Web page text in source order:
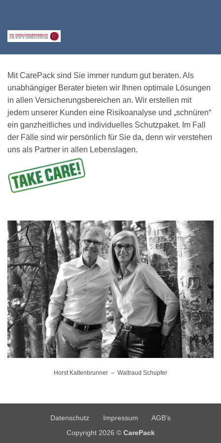
Mit CarePack sind Sie immer rundum gut beraten. Als
unabhängiger Berater bieten wir Ihnen optimale Lösungen
in allen Versicherungsbereichen an. Wir erstellen mit
jedem unserer Kunden eine Risikoanalyse und „schnüren“
ein ganzheitliches und individuelles Schutzpaket. Im Fall
der Fälle sind wir persönlich für Sie da, denn wir verstehen
uns als Partner in allen Lebenslagen.
Horst Kaltenbrunner – Waltraud Schupfer
Datenschutz Impressum
AGB's
Copyright 2026 © CarePack